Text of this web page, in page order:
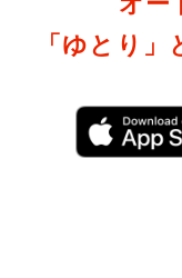
「ゆとり